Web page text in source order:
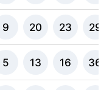
9 20 23 29
5 13 16 36